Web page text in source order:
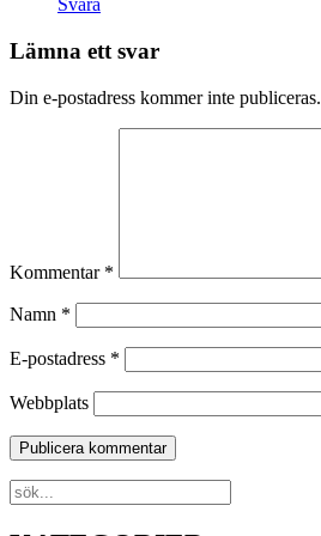
Svara
Lämna ett svar
Din e-postadress kommer inte publiceras.
Kommentar *
Namn *
E-postadress *
Webbplats